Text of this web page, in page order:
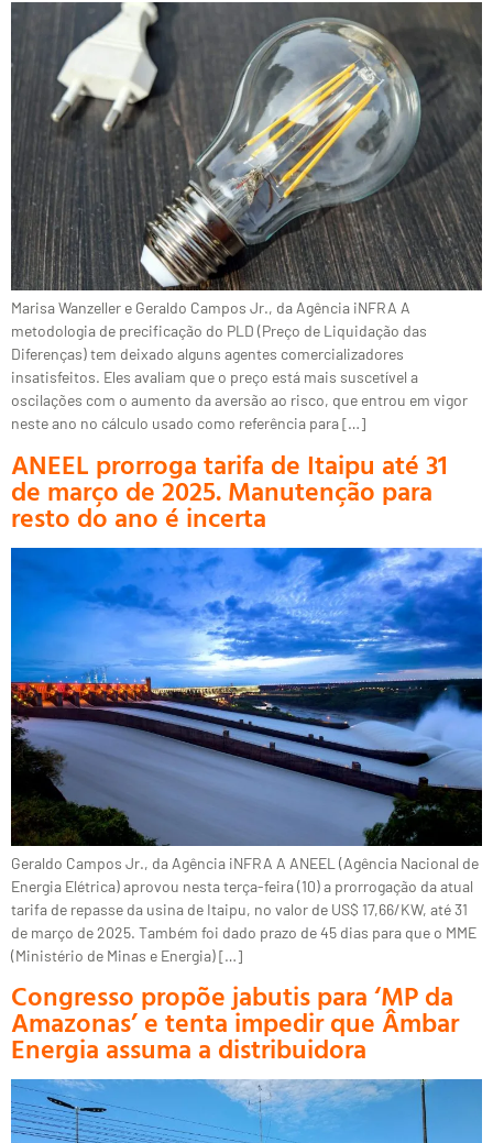
Marisa Wanzeller e Geraldo Campos Jr., da Agência iNFRA A
metodologia de precificação do PLD (Preço de Liquidação das
Diferenças) tem deixado alguns agentes comercializadores
insatisfeitos. Eles avaliam que o preço está mais suscetível a
oscilações com o aumento da aversão ao risco, que entrou em vigor
neste ano no cálculo usado como referência para […]
ANEEL prorroga tarifa de Itaipu até 31
de março de 2025. Manutenção para
resto do ano é incerta
Geraldo Campos Jr., da Agência iNFRA A ANEEL (Agência Nacional de
Energia Elétrica) aprovou nesta terça-feira (10) a prorrogação da atual
tarifa de repasse da usina de Itaipu, no valor de US$ 17,66/KW, até 31
de março de 2025. Também foi dado prazo de 45 dias para que o MME
(Ministério de Minas e Energia) […]
Congresso propõe jabutis para ‘MP da
Amazonas’ e tenta impedir que Âmbar
Energia assuma a distribuidora